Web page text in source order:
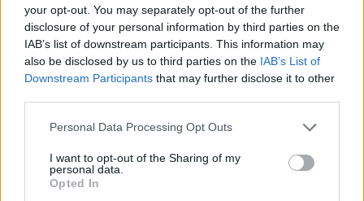
your opt-out. You may separately opt-out of the further
disclosure of your personal information by third parties on the
IAB’s list of downstream participants. This information may
also be disclosed by us to third parties on the IAB’s List of
Downstream Participants that may further disclose it to other
Please note that this website/app uses one or more Google
not limited to your visit or usage behaviour. You may click to
grant or deny consent to Google and its third-party tags to
use your data for below specified purposes in below Google
Personal Data Processing Opt Outs
I want to opt-out of the Sharing of my
personal data.
Opted In
Email*
Website